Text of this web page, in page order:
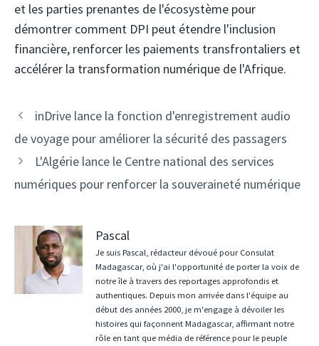
et les parties prenantes de l'écosystème pour
démontrer comment DPI peut étendre l'inclusion
financière, renforcer les paiements transfrontaliers et
accélérer la transformation numérique de l'Afrique.
Navigation
des
inDrive lance la fonction d'enregistrement audio
de voyage pour améliorer la sécurité des passagers
L'Algérie lance le Centre national des services
numériques pour renforcer la souveraineté numérique
Pascal
Je suis Pascal, rédacteur dévoué pour Consulat
Madagascar, où j'ai l'opportunité de porter la voix de
notre île à travers des reportages approfondis et
authentiques. Depuis mon arrivée dans l'équipe au
début des années 2000, je m'engage à dévoiler les
histoires qui façonnent Madagascar, affirmant notre
rôle en tant que média de référence pour le peuple